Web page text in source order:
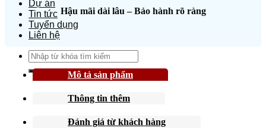
Dự án
Tin tức
Tuyển dụng
Liên hệ
Search
for:
Hậu mãi dài lâu – Bảo hành rõ ràng
Mô tả sản phẩm
Thông tin thêm
Đánh giá từ khách hàng